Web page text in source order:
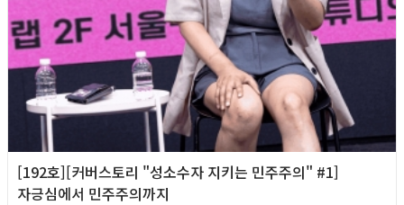
[192호][커버스토리 "성소수자 지키는 민주주의" #1]
자긍심에서 민주주의까지